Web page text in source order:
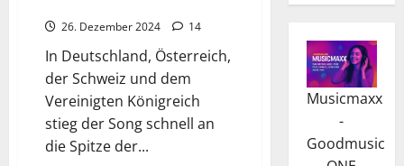
26. Dezember 2024 14
In Deutschland, Österreich,
der Schweiz und dem
Vereinigten Königreich
stieg der Song schnell an
die Spitze der...
Musicmaxx
-
Goodmusic